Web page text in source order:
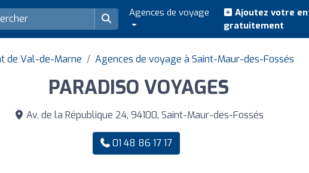
Agences de voyage
Ajoutez votre
gratuitement
de Val-de-Marne Agences de voyage à Saint-Maur-des-Fossés
PARADISO VOYAGES
Av. de la République 24, 94100, Saint-Maur-des-Fossés
01 48 86 17 17